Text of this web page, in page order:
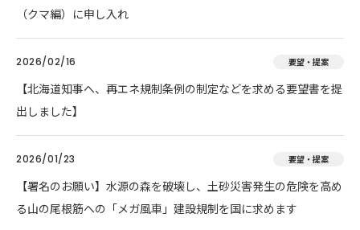
（クマ編）に申し入れ
2026/02/16 要望・提案
【北海道知事へ、再エネ規制条例の制定などを求める要望書を提
出しました】
2026/01/23 要望・提案
【署名のお願い】水源の森を破壊し、土砂災害発生の危険を高め
る山の尾根筋への「メガ風車」建設規制を国に求めます